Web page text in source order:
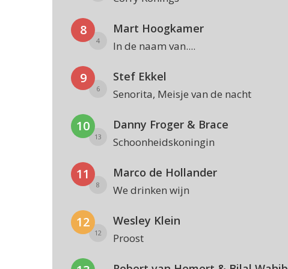
8
4
Mart Hoogkamer
In de naam van....
9
6
Stef Ekkel
Senorita, Meisje van de nacht
10
13
Danny Froger & Brace
Schoonheidskoningin
11
8
Marco de Hollander
We drinken wijn
12
12
Wesley Klein
Proost